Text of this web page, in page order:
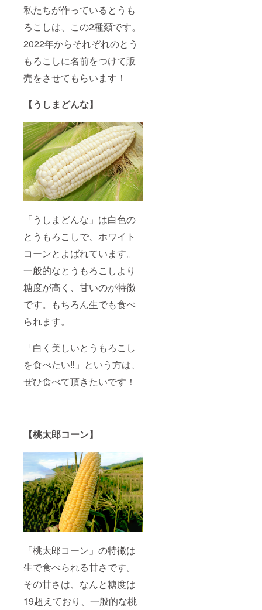
私たちが作っているとうも
ろこしは、この2種類です。
2022年からそれぞれのとう
もろこしに名前をつけて販
売をさせてもらいます！
【うしまどんな】
「うしまどんな」は白色の
とうもろこしで、ホワイト
コーンとよばれています。
一般的なとうもろこしより
糖度が高く、甘いのが特徴
です。もちろん生でも食べ
られます。
「白く美しいとうもろこし
を食べたい‼︎」という方は、
ぜひ食べて頂きたいです！
【桃太郎コーン】
「桃太郎コーン」の特徴は
生で食べられる甘さです。
その甘さは、なんと糖度は
19超えており、一般的な桃